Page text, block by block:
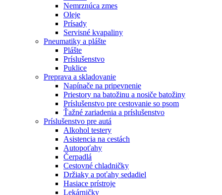
Nemrznúca zmes
Oleje
Prísady
Servisné kvapaliny
Pneumatiky a plášte
Plášte
Príslušenstvo
Puklice
Preprava a skladovanie
Napínače na pripevnenie
Priestory na batožinu a nosiče batožiny
Príslušenstvo pre cestovanie so psom
Ťažné zariadenia a príslušenstvo
Príslušenstvo pre autá
Alkohol testery
Asistencia na cestách
Autopoťahy
Čerpadlá
Cestovné chladničky
Držiaky a poťahy sedadiel
Hasiace prístroje
Lekárničky